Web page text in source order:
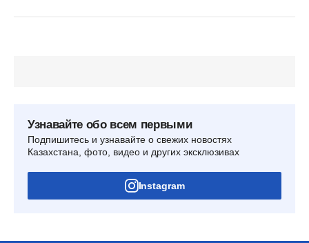
Узнавайте обо всем первыми
Подпишитесь и узнавайте о свежих новостях
Казахстана, фото, видео и других эксклюзивах
Instagram